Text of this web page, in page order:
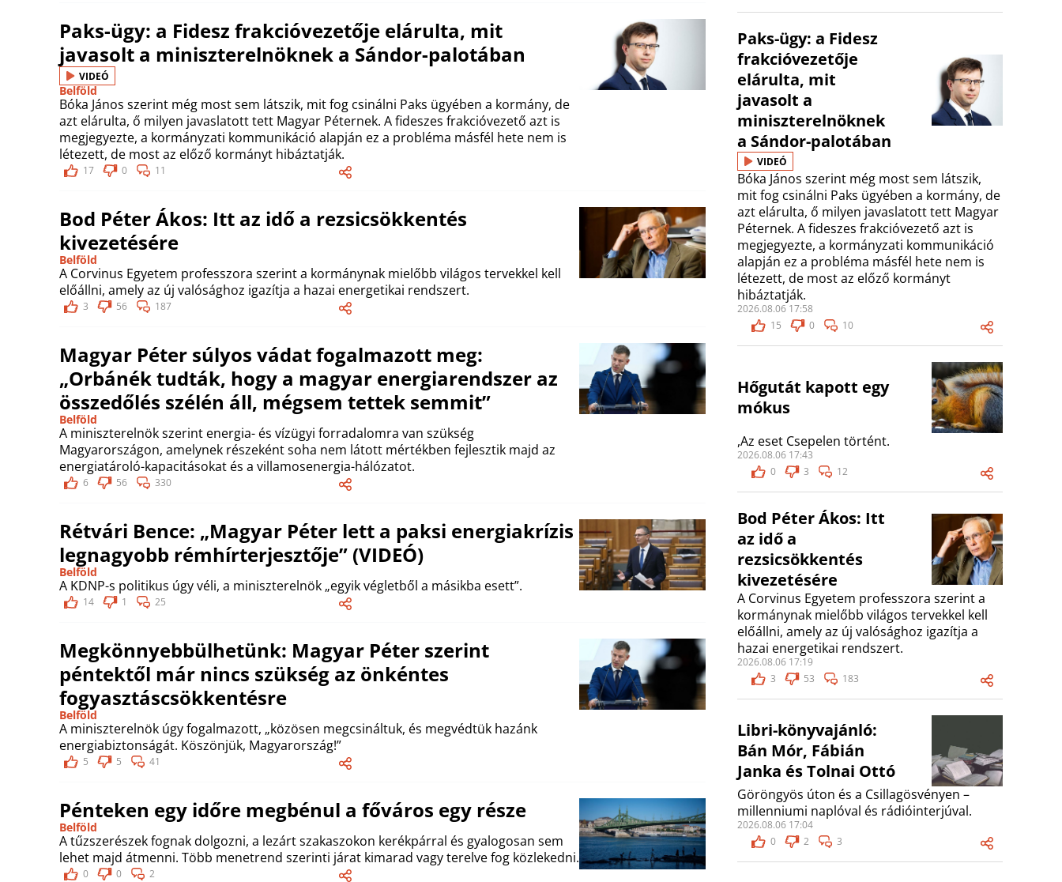
Paks-ügy: a Fidesz frakcióvezetője elárulta, mit
javasolt a miniszterelnöknek a Sándor-palotában
VIDEÓ
Belföld
Bóka János szerint még most sem látszik, mit fog csinálni Paks ügyében a kormány, de
azt elárulta, ő milyen javaslatott tett Magyar Péternek. A fideszes frakcióvezető azt is
megjegyezte, a kormányzati kommunikáció alapján ez a probléma másfél hete nem is
létezett, de most az előző kormányt hibáztatják.
17 0 11
Bod Péter Ákos: Itt az idő a rezsicsökkentés
kivezetésére
Belföld
A Corvinus Egyetem professzora szerint a kormánynak mielőbb világos tervekkel kell
előállni, amely az új valósághoz igazítja a hazai energetikai rendszert.
3 56 187
Magyar Péter súlyos vádat fogalmazott meg:
„Orbánék tudták, hogy a magyar energiarendszer az
összedőlés szélén áll, mégsem tettek semmit”
Belföld
A miniszterelnök szerint energia- és vízügyi forradalomra van szükség
Magyarországon, amelynek részeként soha nem látott mértékben fejlesztik majd az
energiatároló-kapacitásokat és a villamosenergia-hálózatot.
6 56 330
Rétvári Bence: „Magyar Péter lett a paksi energiakrízis
legnagyobb rémhírterjesztője” (VIDEÓ)
Belföld
A KDNP-s politikus úgy véli, a miniszterelnök „egyik végletből a másikba esett”.
14 1 25
Megkönnyebbülhetünk: Magyar Péter szerint
péntektől már nincs szükség az önkéntes
fogyasztáscsökkentésre
Belföld
A miniszterelnök úgy fogalmazott, „közösen megcsináltuk, és megvédtük hazánk
energiabiztonságát. Köszönjük, Magyarország!”
5 5 41
Pénteken egy időre megbénul a főváros egy része
Belföld
A tűzszerészek fognak dolgozni, a lezárt szakaszokon kerékpárral és gyalogosan sem
lehet majd átmenni. Több menetrend szerinti járat kimarad vagy terelve fog közlekedni.
0 0 2
Paks-ügy: a Fidesz
frakcióvezetője
elárulta, mit
javasolt a
miniszterelnöknek
a Sándor-palotában
VIDEÓ
Bóka János szerint még most sem látszik,
mit fog csinálni Paks ügyében a kormány, de
azt elárulta, ő milyen javaslatott tett Magyar
Péternek. A fideszes frakcióvezető azt is
megjegyezte, a kormányzati kommunikáció
alapján ez a probléma másfél hete nem is
létezett, de most az előző kormányt
hibáztatják.
2026.08.06 17:58
15
0 10
Hőgutát kapott egy
mókus
,Az eset Csepelen történt.
2026.08.06 17:43
0
3 12
Bod Péter Ákos: Itt
az idő a
rezsicsökkentés
kivezetésére
A Corvinus Egyetem professzora szerint a
kormánynak mielőbb világos tervekkel kell
előállni, amely az új valósághoz igazítja a
hazai energetikai rendszert.
2026.08.06 17:19
3
53 183
Libri-könyvajánló:
Bán Mór, Fábián
Janka és Tolnai Ottó
Göröngyös úton és a Csillagösvényen –
millenniumi naplóval és rádióinterjúval.
2026.08.06 17:04
0
2 3